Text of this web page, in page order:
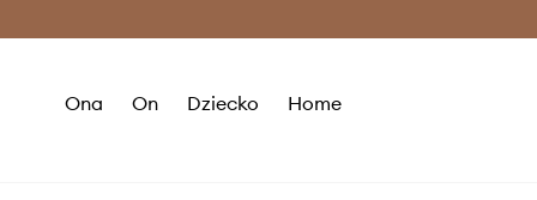
Ona On Dziecko Home